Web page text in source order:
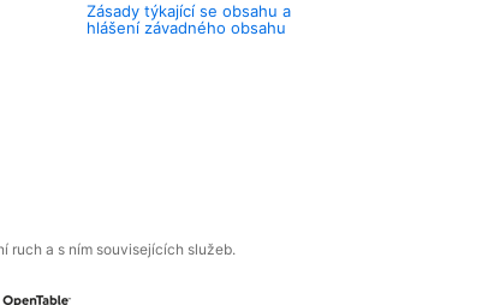
Zásady týkající se obsahu a
hlášení závadného obsahu
ruch a s ním souvisejících služeb.